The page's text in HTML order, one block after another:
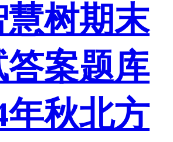
树期末
案题库
年秋北方